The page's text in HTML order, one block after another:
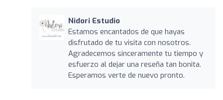
Nidori Estudio
Estamos encantados de que hayas
disfrutado de tu visita con nosotros.
Agradecemos sinceramente tu tiempo y
esfuerzo al dejar una reseña tan bonita.
Esperamos verte de nuevo pronto.